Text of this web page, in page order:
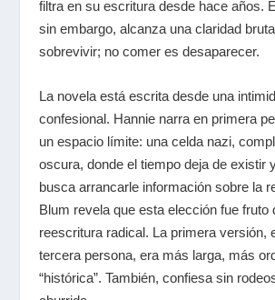
filtra en su escritura desde hace años.
sin embargo, alcanza una claridad
sobrevivir; no comer es desaparecer.
La novela está escrita desde una
confesional. Hannie narra en primera
un espacio límite: una celda nazi,
oscura, donde el tiempo deja de existir
busca arrancarle información sobre la
Blum revela que esta elección fue fruto
reescritura radical. La primera versión,
tercera persona, era más larga, más
“histórica”. También, confiesa sin